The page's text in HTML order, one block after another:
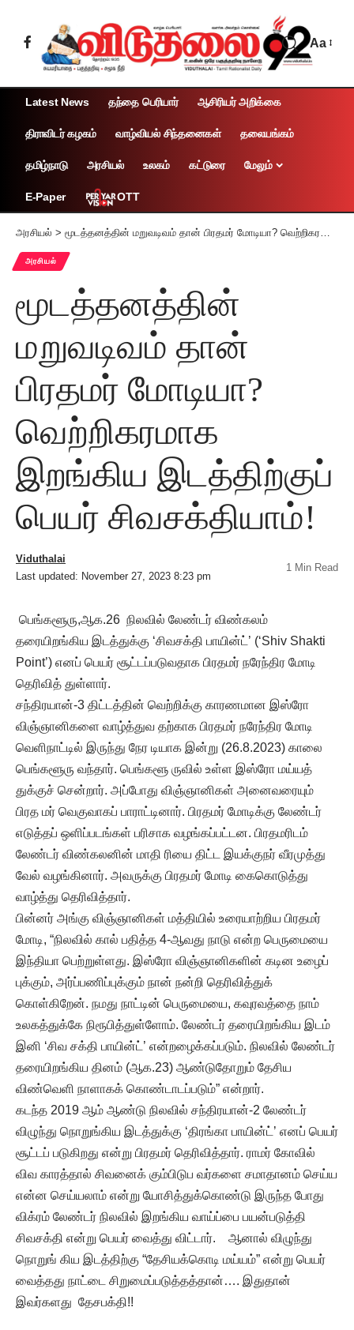
Aa
Latest News தந்தை பெரியார் ஆசிரியர் அறிக்கை
திராவிடர் கழகம் வாழ்வியல் சிந்தனைகள் தலையங்கம்
தமிழ்நாடு அரசியல் உலகம் கட்டுரை மேலும்
E-Paper OTT
அரசியல் > மூடத்தனத்தின் மறுவடிவம் தான் பிரதமர் மோடியா? வெற்றிகரமாக இறங்கிய இடத்திற்குப் பெயர் சிவசக்தியாம்!
அரசியல்
மூடத்தனத்தின்
மறுவடிவம் தான்
பிரதமர் மோடியா?
வெற்றிகரமாக
இறங்கிய இடத்திற்குப்
பெயர் சிவசக்தியாம்!
Last updated: November 27, 2023 8:23 pm
Viduthalai
1 Min Read
பெங்களூரு,ஆக.26 நிலவில் லேண்டர் விண்கலம்
தரையிறங்கிய இடத்துக்கு ‘சிவசக்தி பாயின்ட்’ (‘Shiv Shakti
Point’) எனப் பெயர் சூட்டப்படுவதாக பிரதமர் நரேந்திர மோடி
தெரிவித் துள்ளார்.
சந்திரயான்-3 திட்டத்தின் வெற்றிக்கு காரணமான இஸ்ரோ
விஞ்ஞானிகளை வாழ்த்துவ தற்காக பிரதமர் நரேந்திர மோடி
வெளிநாட்டில் இருந்து நேர டியாக இன்று (26.8.2023) காலை
பெங்களூரு வந்தார். பெங்களூ ருவில் உள்ள இஸ்ரோ மய்யத்
துக்குச் சென்றார். அப்போது விஞ்ஞானிகள் அனைவரையும்
பிரத மர் வெகுவாகப் பாராட்டினார். பிரதமர் மோடிக்கு லேண்டர்
எடுத்தப் ஒளிப்படங்கள் பரிசாக வழங்கப்பட்டன. பிரதமரிடம்
லேண்டர் விண்கலனின் மாதி ரியை திட்ட இயக்குநர் வீரமுத்து
வேல் வழங்கினார். அவருக்கு பிரதமர் மோடி கைகொடுத்து
வாழ்த்து தெரிவித்தார்.
பின்னர் அங்கு விஞ்ஞானிகள் மத்தியில் உரையாற்றிய பிரதமர்
மோடி, “நிலவில் கால் பதித்த 4-ஆவது நாடு என்ற பெருமையை
இந்தியா பெற்றுள்ளது. இஸ்ரோ விஞ்ஞானிகளின் கடின உழைப்
புக்கும், அர்ப்பணிப்புக்கும் நான் நன்றி தெரிவித்துக்
கொள்கிறேன். நமது நாட்டின் பெருமையை, கவுரவத்தை நாம்
உலகத்துக்கே நிரூபித்துள்ளோம். லேண்டர் தரையிறங்கிய இடம்
இனி ‘சிவ சக்தி பாயின்ட்’ என்றழைக்கப்படும். நிலவில் லேண்டர்
தரையிறங்கிய தினம் (ஆக.23) ஆண்டுதோறும் தேசிய
விண்வெளி நாளாகக் கொண்டாடப்படும்” என்றார்.
கடந்த 2019 ஆம் ஆண்டு நிலவில் சந்திரயான்-2 லேண்டர்
விழுந்து நொறுங்கிய இடத்துக்கு ‘திரங்கா பாயின்ட்’ எனப் பெயர்
சூட்டப் படுகிறது என்று பிரதமர் தெரிவித்தார். ராமர் கோவில்
விவ காரத்தால் சிவனைக் கும்பிடுப வர்களை சமாதானம் செய்ய
என்ன செய்யலாம் என்று யோசித்துக்கொண்டு இருந்த போது
விக்ரம் லேண்டர் நிலவில் இறங்கிய வாய்ப்பை பயன்படுத்தி
சிவசக்தி என்று பெயர் வைத்து விட்டார். ஆனால் விழுந்து
நொறுங் கிய இடத்திற்கு “தேசியக்கொடி மய்யம்” என்று பெயர்
வைத்தது நாட்டை சிறுமைப்படுத்தத்தான்…. இதுதான்
இவர்களது தேசபக்தி!!